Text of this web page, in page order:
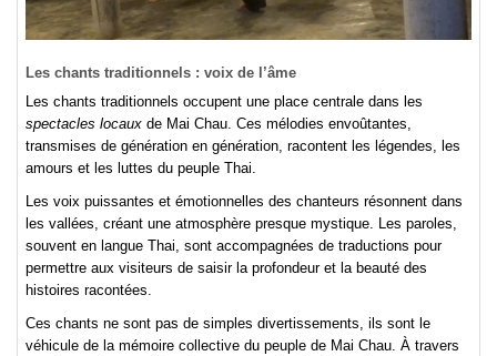
Les chants traditionnels : voix de l’âme
Les chants traditionnels occupent une place centrale dans les
spectacles locaux de Mai Chau. Ces mélodies envoûtantes,
transmises de génération en génération, racontent les légendes, les
amours et les luttes du peuple Thai.
Les voix puissantes et émotionnelles des chanteurs résonnent dans
les vallées, créant une atmosphère presque mystique. Les paroles,
souvent en langue Thai, sont accompagnées de traductions pour
permettre aux visiteurs de saisir la profondeur et la beauté des
histoires racontées.
Ces chants ne sont pas de simples divertissements, ils sont le
véhicule de la mémoire collective du peuple de Mai Chau. À travers